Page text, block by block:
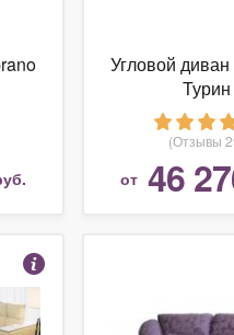
Угловой
Турин
(Отзывы
от 46